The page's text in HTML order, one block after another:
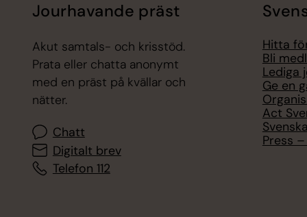
Jourhavande präst
Akut samtals- och krisstöd.
Prata eller chatta anonymt
med en präst på kvällar och
nätter.
Chatt
Digitalt brev
Telefon 112
Hitta
Bli
Lediga
Ge en
Act
Press